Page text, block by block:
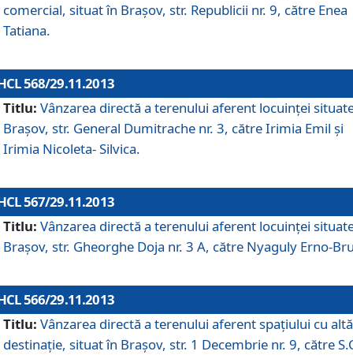
comercial, situat în Braşov, str. Republicii nr. 9, către Enea
Tatiana.
568/29.11.2013
Titlu: Vânzarea directă a terenului aferent locuinţei
Braşov, str. General Dumitrache nr. 3, către Irimia Emil şi
Irimia Nicoleta- Silvica.
567/29.11.2013
Titlu: Vânzarea directă a terenului aferent locuinţei
Braşov, str. Gheorghe Doja nr. 3 A, către Nyaguly Erno-
566/29.11.2013
Titlu: Vânzarea directă a terenului aferent spaţiului cu altă
destinaţie, situat în Braşov, str. 1 Decembrie nr. 9, către